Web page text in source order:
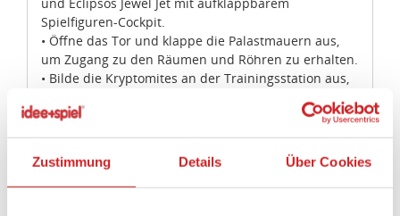
Zustimmung Details Über Cookies
Spielfiguren-Cockpit.
• Öffne das Tor und klappe die Palastmauern aus,
um Zugang zu den Räumen und Röhren zu erhalten.
• Bilde die Kryptomites an der Trainingsstation aus,
• Öffne die Röhre, um The Flash™ zu befreien, bevor
ihm seine Superkräfte vollends geraubt werden.
• Benutze den Schminktisch und den
Ausrüstungsschrank, um dich auf das Kräftemessen
vorzubereiten.